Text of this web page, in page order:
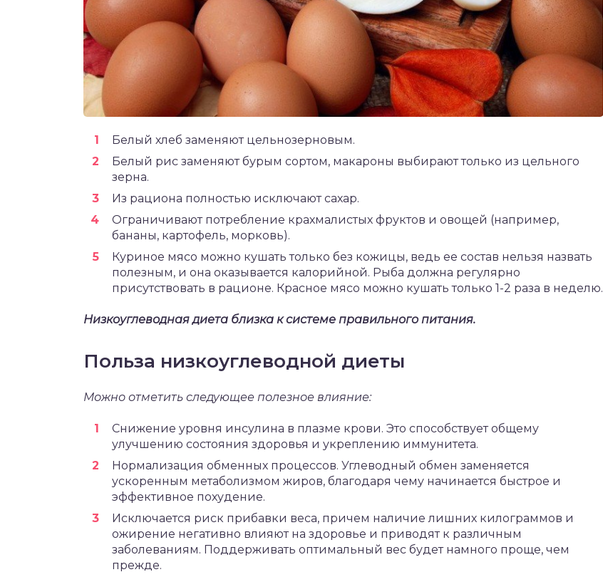
Белый хлеб заменяют цельнозерновым.
Белый рис заменяют бурым сортом, макароны выбирают только из цельного
зерна.
Из рациона полностью исключают сахар.
Ограничивают потребление крахмалистых фруктов и овощей (например,
бананы, картофель, морковь).
Куриное мясо можно кушать только без кожицы, ведь ее состав нельзя назвать
полезным, и она оказывается калорийной. Рыба должна регулярно
присутствовать в рационе. Красное мясо можно кушать только 1-2 раза в неделю.
Низкоуглеводная диета близка к системе правильного питания.
Польза низкоуглеводной диеты
Можно отметить следующее полезное влияние:
Снижение уровня инсулина в плазме крови. Это способствует общему
улучшению состояния здоровья и укреплению иммунитета.
Нормализация обменных процессов. Углеводный обмен заменяется
ускоренным метаболизмом жиров, благодаря чему начинается быстрое и
эффективное похудение.
Исключается риск прибавки веса, причем наличие лишних килограммов и
ожирение негативно влияют на здоровье и приводят к различным
заболеваниям. Поддерживать оптимальный вес будет намного проще, чем
прежде.